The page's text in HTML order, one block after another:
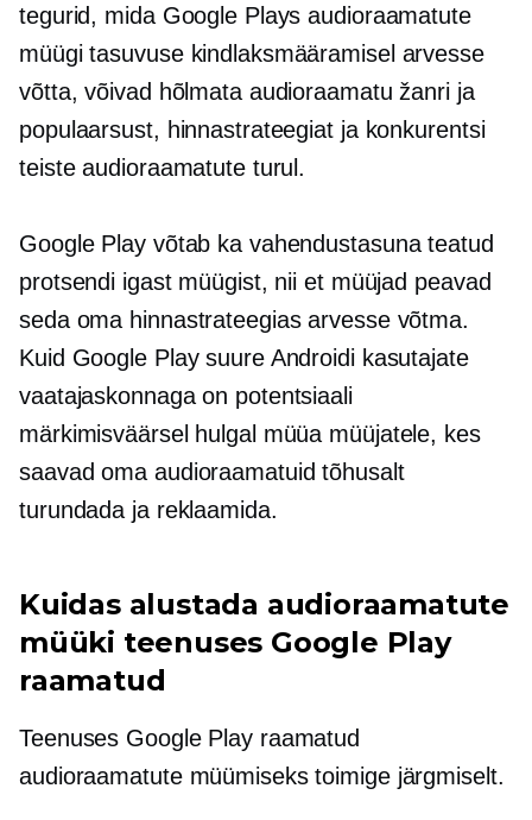
tegurid, mida Google Plays audioraamatute
müügi tasuvuse kindlaksmääramisel arvesse
võtta, võivad hõlmata audioraamatu žanri ja
populaarsust, hinnastrateegiat ja konkurentsi
teiste audioraamatute turul.
Google Play võtab ka vahendustasuna teatud
protsendi igast müügist, nii et müüjad peavad
seda oma hinnastrateegias arvesse võtma.
Kuid Google Play suure Androidi kasutajate
vaatajaskonnaga on potentsiaali
märkimisväärsel hulgal müüa müüjatele, kes
saavad oma audioraamatuid tõhusalt
turundada ja reklaamida.
Kuidas alustada audioraamatute
müüki teenuses Google Play
raamatud
Teenuses Google Play raamatud
audioraamatute müümiseks toimige järgmiselt.